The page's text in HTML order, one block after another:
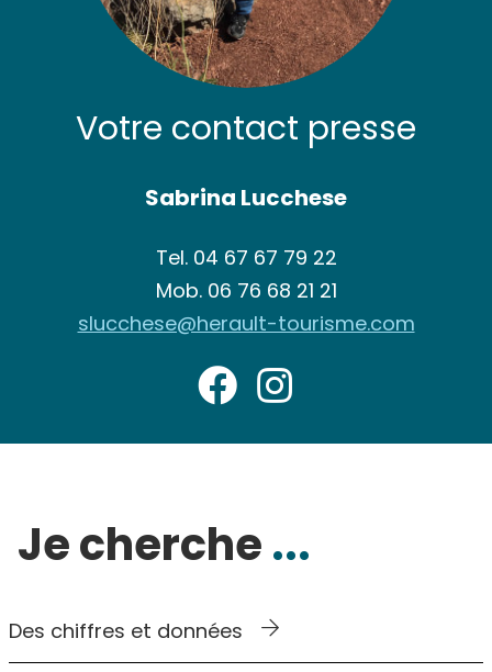
Votre contact presse
Sabrina Lucchese
Tel.04 67 67 79 22
Mob.06 76 68 21 21
slucchese@herault-tourisme.com
Je cherche...
Des chiffres et données